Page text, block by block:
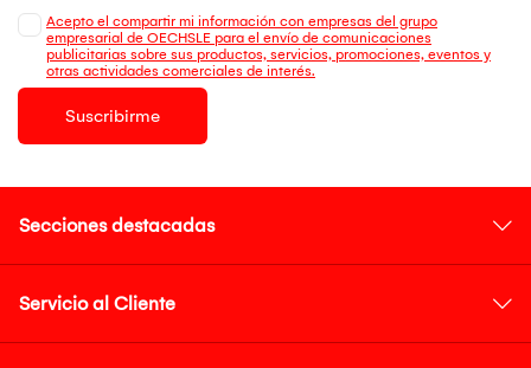
Acepto el compartir mi información con empresas del grupo
empresarial de OECHSLE para el envío de comunicaciones
publicitarias sobre sus productos, servicios, promociones, eventos y
otras actividades comerciales de interés.
Suscribirme
Secciones destacadas
Servicio al Cliente